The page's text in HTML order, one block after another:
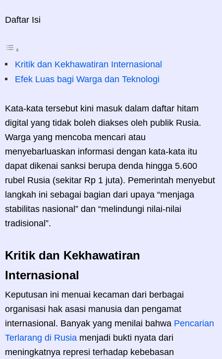
Daftar Isi
Kritik dan Kekhawatiran Internasional
Efek Luas bagi Warga dan Teknologi
Kata-kata tersebut kini masuk dalam daftar hitam
digital yang tidak boleh diakses oleh publik Rusia.
Warga yang mencoba mencari atau
menyebarluaskan informasi dengan kata-kata itu
dapat dikenai sanksi berupa denda hingga 5.600
rubel Rusia (sekitar Rp 1 juta). Pemerintah menyebut
langkah ini sebagai bagian dari upaya “menjaga
stabilitas nasional” dan “melindungi nilai-nilai
tradisional”.
Kritik dan Kekhawatiran
Internasional
Keputusan ini menuai kecaman dari berbagai
organisasi hak asasi manusia dan pengamat
internasional. Banyak yang menilai bahwa Pencarian
Terlarang di Rusia menjadi bukti nyata dari
meningkatnya represi terhadap kebebasan